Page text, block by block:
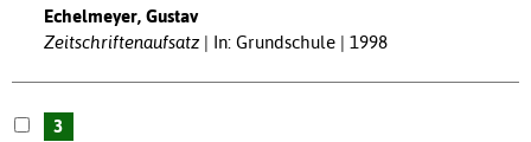
Echelmeyer, Gustav
Zeitschriftenaufsatz
In: Grundschule | 1998
3